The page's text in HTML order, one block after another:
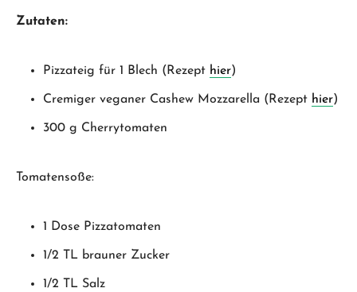
Zutaten:
Pizzateig für 1 Blech (Rezept hier)
Cremiger veganer Cashew Mozzarella (Rezept hier)
300 g Cherrytomaten
Tomatensoße:
1 Dose Pizzatomaten
1/2 TL brauner Zucker
1/2 TL Salz